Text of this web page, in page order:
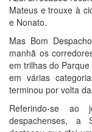
Mateus e trouxe à
e Nonato.
Mas Bom
manhã os
em trilhas do
em várias
terminou por volta
Referindo-se ao
despachenses, a